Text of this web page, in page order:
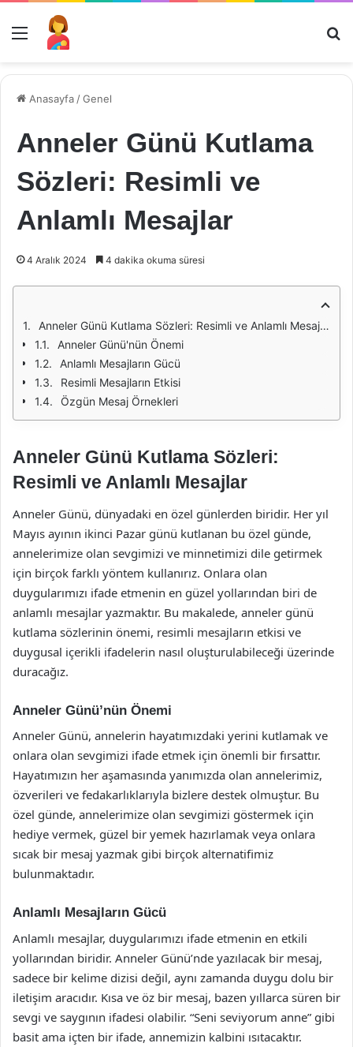
Menü
Anasayfa /Genel
Anneler Günü Kutlama
Sözleri: Resimli ve
Anlamlı Mesajlar
4 Aralık 2024 4 dakika okuma süresi
Anneler Günü Kutlama Sözleri: Resimli ve Anlamlı Mesajlar
Anneler Günü'nün Önemi
Anlamlı Mesajların Gücü
Resimli Mesajların Etkisi
Özgün Mesaj Örnekleri
Anneler Günü Kutlama Sözleri:
Resimli ve Anlamlı Mesajlar
Anneler Günü, dünyadaki en özel günlerden biridir. Her yıl
Mayıs ayının ikinci Pazar günü kutlanan bu özel günde,
annelerimize olan sevgimizi ve minnetimizi dile getirmek
için birçok farklı yöntem kullanırız. Onlara olan
duygularımızı ifade etmenin en güzel yollarından biri de
anlamlı mesajlar yazmaktır. Bu makalede, anneler günü
kutlama sözlerinin önemi, resimli mesajların etkisi ve
duygusal içerikli ifadelerin nasıl oluşturulabileceği üzerinde
duracağız.
Anneler Günü’nün Önemi
Anneler Günü, annelerin hayatımızdaki yerini kutlamak ve
onlara olan sevgimizi ifade etmek için önemli bir fırsattır.
Hayatımızın her aşamasında yanımızda olan annelerimiz,
özverileri ve fedakarlıklarıyla bizlere destek olmuştur. Bu
özel günde, annelerimize olan sevgimizi göstermek için
hediye vermek, güzel bir yemek hazırlamak veya onlara
sıcak bir mesaj yazmak gibi birçok alternatifimiz
bulunmaktadır.
Anlamlı Mesajların Gücü
Anlamlı mesajlar, duygularımızı ifade etmenin en etkili
yollarından biridir. Anneler Günü’nde yazılacak bir mesaj,
sadece bir kelime dizisi değil, aynı zamanda duygu dolu bir
iletişim aracıdır. Kısa ve öz bir mesaj, bazen yıllarca süren bir
sevgi ve saygının ifadesi olabilir. “Seni seviyorum anne” gibi
basit ama içten bir ifade, annemizin kalbini ısıtacaktır.